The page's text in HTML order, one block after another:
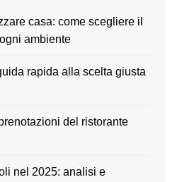
casa: come scegliere il
ambiente
rapida alla scelta giusta
del ristorante
nel 2025: analisi e